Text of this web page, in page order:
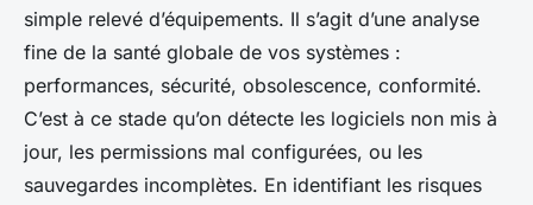
simple relevé d’équipements. Il s’agit d’une analyse
fine de la santé globale de vos systèmes :
performances, sécurité, obsolescence, conformité.
C’est à ce stade qu’on détecte les logiciels non mis à
jour, les permissions mal configurées, ou les
sauvegardes incomplètes. En identifiant les risques